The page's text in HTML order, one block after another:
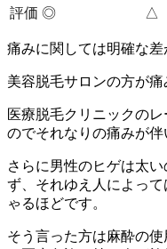
評価 ◎ △
痛みに関しては明確な差
美容脱毛サロンの方が
医療脱毛クリニックの
のでそれなりの痛みが伴
さらに男性のヒゲは太
ず、それゆえ人によっ
ゃるほどです。
そう言った方は麻酔の使